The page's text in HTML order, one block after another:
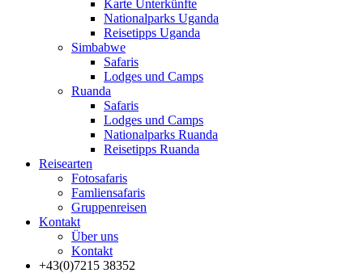
Karte Unterkünfte
Nationalparks Uganda
Reisetipps Uganda
Simbabwe
Safaris
Lodges und Camps
Ruanda
Safaris
Lodges und Camps
Nationalparks Ruanda
Reisetipps Ruanda
Reisearten
Fotosafaris
Famliensafaris
Gruppenreisen
Kontakt
Über uns
Kontakt
+43(0)7215 38352